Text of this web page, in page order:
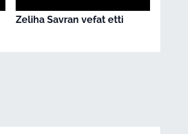
Zeliha Savran vefat etti